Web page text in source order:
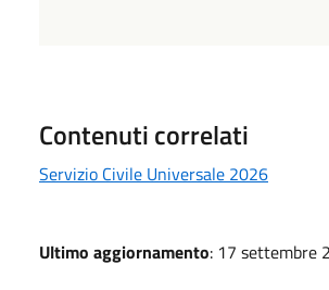
Contenuti correlati
Servizio Civile Universale 2026
Ultimo aggiornamento: 17 settembre